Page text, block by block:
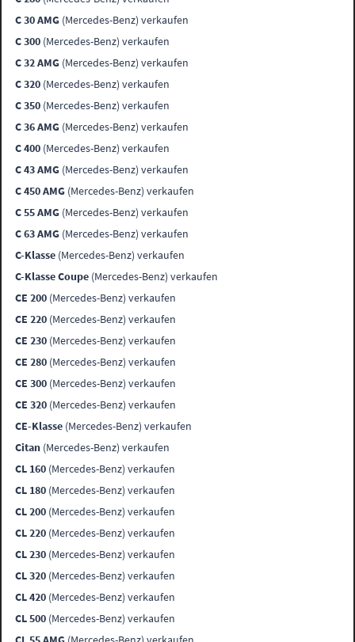
C 30 AMG (Mercedes-Benz) verkaufen
C 300 (Mercedes-Benz) verkaufen
C 32 AMG (Mercedes-Benz) verkaufen
C 320 (Mercedes-Benz) verkaufen
C 350 (Mercedes-Benz) verkaufen
C 36 AMG (Mercedes-Benz) verkaufen
C 400 (Mercedes-Benz) verkaufen
C 43 AMG (Mercedes-Benz) verkaufen
C 450 AMG (Mercedes-Benz) verkaufen
C 55 AMG (Mercedes-Benz) verkaufen
C 63 AMG (Mercedes-Benz) verkaufen
C-Klasse (Mercedes-Benz) verkaufen
C-Klasse Coupe (Mercedes-Benz) verkaufen
CE 200 (Mercedes-Benz) verkaufen
CE 220 (Mercedes-Benz) verkaufen
CE 230 (Mercedes-Benz) verkaufen
CE 280 (Mercedes-Benz) verkaufen
CE 300 (Mercedes-Benz) verkaufen
CE 320 (Mercedes-Benz) verkaufen
CE-Klasse (Mercedes-Benz) verkaufen
Citan (Mercedes-Benz) verkaufen
CL 160 (Mercedes-Benz) verkaufen
CL 180 (Mercedes-Benz) verkaufen
CL 200 (Mercedes-Benz) verkaufen
CL 220 (Mercedes-Benz) verkaufen
CL 230 (Mercedes-Benz) verkaufen
CL 320 (Mercedes-Benz) verkaufen
CL 420 (Mercedes-Benz) verkaufen
CL 500 (Mercedes-Benz) verkaufen